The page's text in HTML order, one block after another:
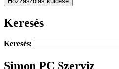
Keresés
Keresés:
Simon PC Szerviz